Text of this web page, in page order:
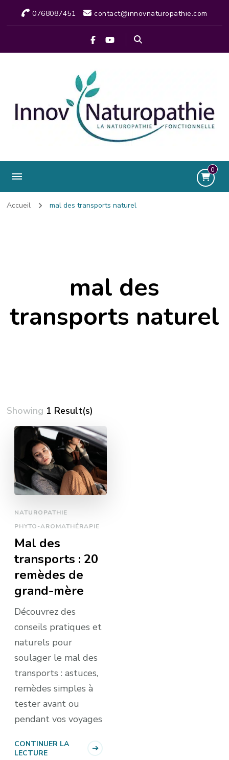
0768087451 contact@innovnaturopathie.com
0
Accueil mal des transports naturel
mal des
transports naturel
Showing 1 Result(s)
NATUROPATHIE
PHYTO-AROMATHÉRAPIE
Mal des
transports : 20
remèdes de
grand-mère
Découvrez des
conseils pratiques et
naturels pour
soulager le mal des
transports : astuces,
remèdes simples à
tester avant ou
pendant vos voyages
CONTINUER LA
LECTURE